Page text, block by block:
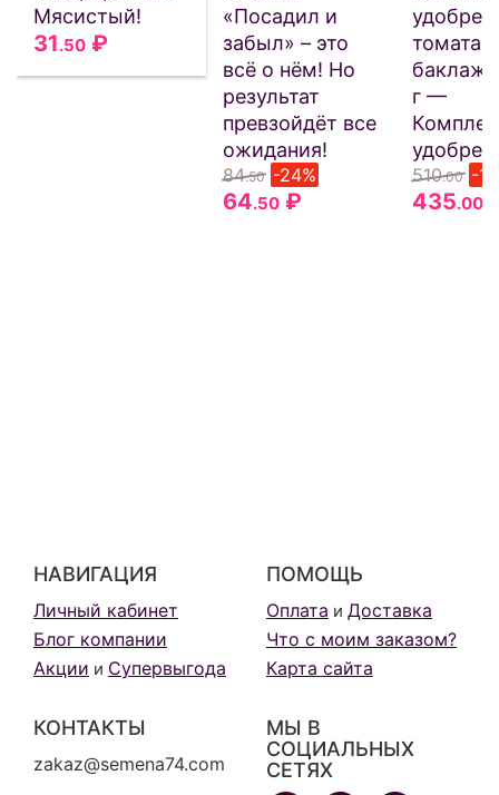
Мясистый!
31.50 ₽
«Посадил и
забыл» – это
всё о нём! Но
результат
превзойдёт все
ожидания!
84.50 -24%
64.50 ₽
томата,
г —
510.00 -
435.00
НАВИГАЦИЯ
Личный кабинет
Блог компании
Акции и Супервыгода
ПОМОЩЬ
Оплата и Доставка
Что с моим заказом?
Карта сайта
КОНТАКТЫ
zakaz@semena74.com
МЫ В
СОЦИАЛЬНЫХ
СЕТЯХ